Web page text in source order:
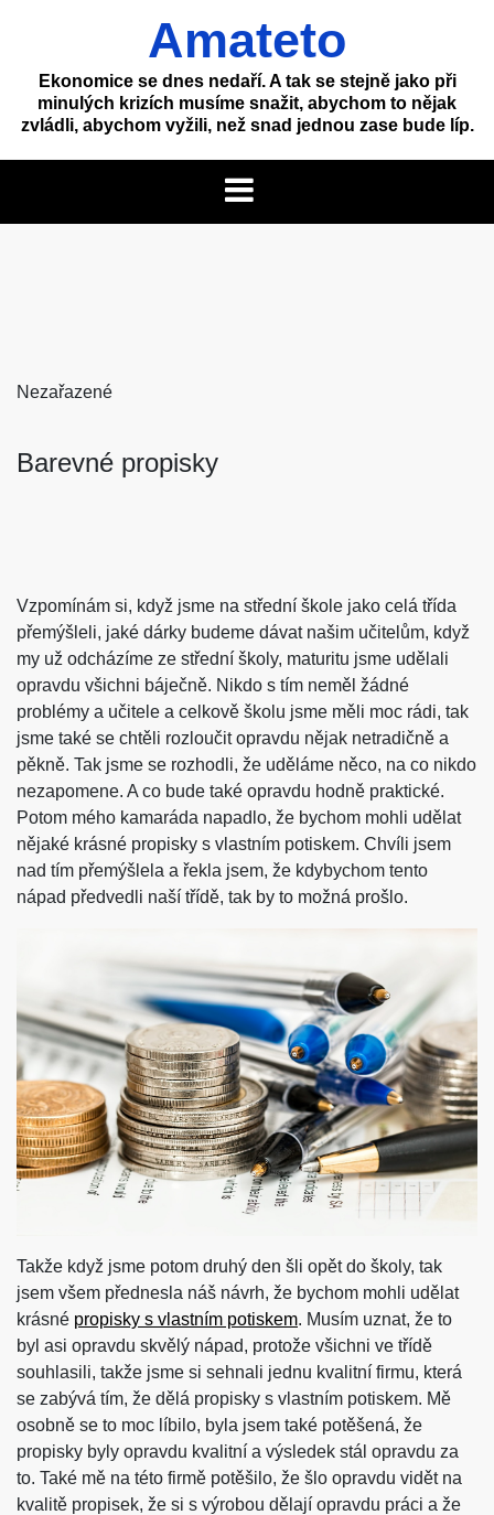
Amateto
Ekonomice se dnes nedaří. A tak se stejně jako při
minulých krizích musíme snažit, abychom to nějak
zvládli, abychom vyžili, než snad jednou zase bude líp.
Nezařazené
Barevné propisky
Vzpomínám si, když jsme na střední škole jako celá třída
přemýšleli, jaké dárky budeme dávat našim učitelům, když
my už odcházíme ze střední školy, maturitu jsme udělali
opravdu všichni báječně. Nikdo s tím neměl žádné
problémy a učitele a celkově školu jsme měli moc rádi, tak
jsme také se chtěli rozloučit opravdu nějak netradičně a
pěkně. Tak jsme se rozhodli, že uděláme něco, na co nikdo
nezapomene. A co bude také opravdu hodně praktické.
Potom mého kamaráda napadlo, že bychom mohli udělat
nějaké krásné propisky s vlastním potiskem. Chvíli jsem
nad tím přemýšlela a řekla jsem, že kdybychom tento
nápad předvedli naší třídě, tak by to možná prošlo.
Takže když jsme potom druhý den šli opět do školy, tak
jsem všem přednesla náš návrh, že bychom mohli udělat
krásné propisky s vlastním potiskem. Musím uznat, že to
byl asi opravdu skvělý nápad, protože všichni ve třídě
souhlasili, takže jsme si sehnali jednu kvalitní firmu, která
se zabývá tím, že dělá propisky s vlastním potiskem. Mě
osobně se to moc líbilo, byla jsem také potěšená, že
propisky byly opravdu kvalitní a výsledek stál opravdu za
to. Také mě na této firmě potěšilo, že šlo opravdu vidět na
kvalitě propisek, že si s výrobou dělají opravdu práci a že